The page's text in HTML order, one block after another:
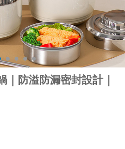
｜防溢防漏密封設計｜